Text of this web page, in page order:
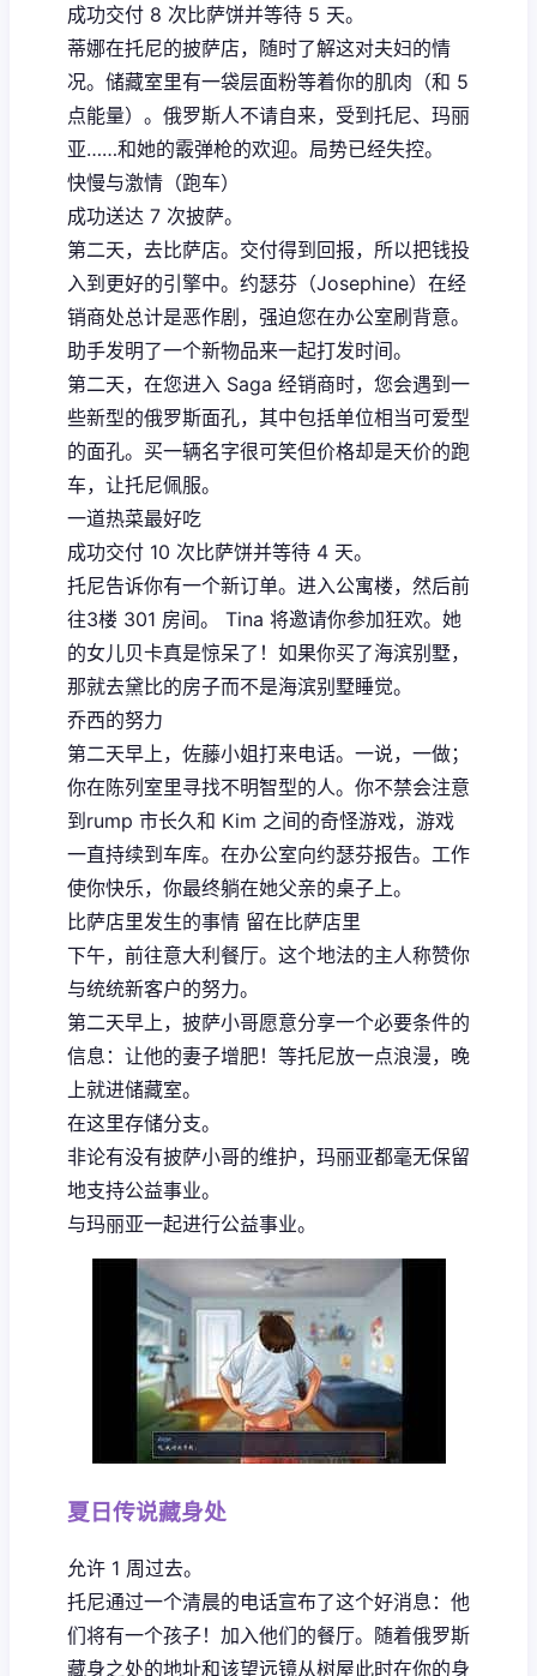
成功交付 8 次比萨饼并等待 5 天。
蒂娜在托尼的披萨店，随时了解这对夫妇的情
况。储藏室里有一袋层面粉等着你的肌肉（和 5
点能量）。俄罗斯人不请自来，受到托尼、玛丽
亚……和她的霰弹枪的欢迎。局势已经失控。
快慢与激情（跑车）
成功送达 7 次披萨。
第二天，去比萨店。交付得到回报，所以把钱投
入到更好的引擎中。约瑟芬（Josephine）在经
销商处总计是恶作剧，强迫您在办公室刷背意。
助手发明了一个新物品来一起打发时间。
第二天，在您进入 Saga 经销商时，您会遇到一
些新型的俄罗斯面孔，其中包括单位相当可爱型
的面孔。买一辆名字很可笑但价格却是天价的跑
车，让托尼佩服。
一道热菜最好吃
成功交付 10 次比萨饼并等待 4 天。
托尼告诉你有一个新订单。进入公寓楼，然后前
往3楼 301 房间。 Tina 将邀请你参加狂欢。她
的女儿贝卡真是惊呆了！如果你买了海滨别墅，
那就去黛比的房子而不是海滨别墅睡觉。
乔西的努力
第二天早上，佐藤小姐打来电话。一说，一做；
你在陈列室里寻找不明智型的人。你不禁会注意
到rump 市长久和 Kim 之间的奇怪游戏，游戏
一直持续到车库。在办公室向约瑟芬报告。工作
使你快乐，你最终躺在她父亲的桌子上。
比萨店里发生的事情 留在比萨店里
下午，前往意大利餐厅。这个地法的主人称赞你
与统统新客户的努力。
第二天早上，披萨小哥愿意分享一个必要条件的
信息：让他的妻子增肥！等托尼放一点浪漫，晚
上就进储藏室。
在这里存储分支。
非论有没有披萨小哥的维护，玛丽亚都毫无保留
地支持公益事业。
与玛丽亚一起进行公益事业。
夏日传说藏身处
允许 1 周过去。
托尼通过一个清晨的电话宣布了这个好消息：他
们将有一个孩子！加入他们的餐厅。随着俄罗斯
藏身之处的地址和该望远镜从树屋此时在你的身